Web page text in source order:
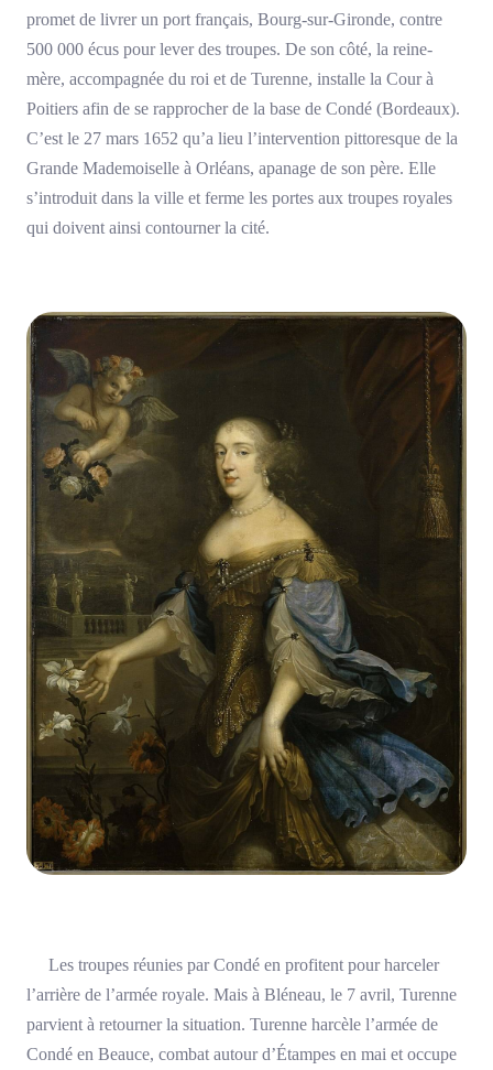
promet de livrer un port français, Bourg-sur-Gironde, contre
500 000 écus pour lever des troupes. De son côté, la reine-
mère, accompagnée du roi et de Turenne, installe la Cour à
Poitiers afin de se rapprocher de la base de Condé (Bordeaux).
C’est le 27 mars 1652 qu’a lieu l’intervention pittoresque de la
Grande Mademoiselle à Orléans, apanage de son père. Elle
s’introduit dans la ville et ferme les portes aux troupes royales
qui doivent ainsi contourner la cité.
Les troupes réunies par Condé en profitent pour harceler
l’arrière de l’armée royale. Mais à Bléneau, le 7 avril, Turenne
parvient à retourner la situation. Turenne harcèle l’armée de
Condé en Beauce, combat autour d’Étampes en mai et occupe